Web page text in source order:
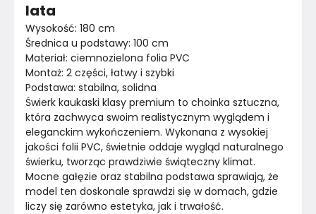
Montaż
Rok produkcji
lata
Wysokość: 180 cm
Średnica u podstawy: 100 cm
Materiał: ciemnozielona folia PVC
Montaż: 2 części, łatwy i szybki
Podstawa: stabilna, solidna
Świerk kaukaski klasy premium to choinka sztuczna,
która zachwyca swoim realistycznym wyglądem i
eleganckim wykończeniem. Wykonana z wysokiej
jakości folii PVC, świetnie oddaje wygląd naturalnego
świerku, tworząc prawdziwie świąteczny klimat.
Mocne gałęzie oraz stabilna podstawa sprawiają, że
model ten doskonale sprawdzi się w domach, gdzie
liczy się zarówno estetyka, jak i trwałość.